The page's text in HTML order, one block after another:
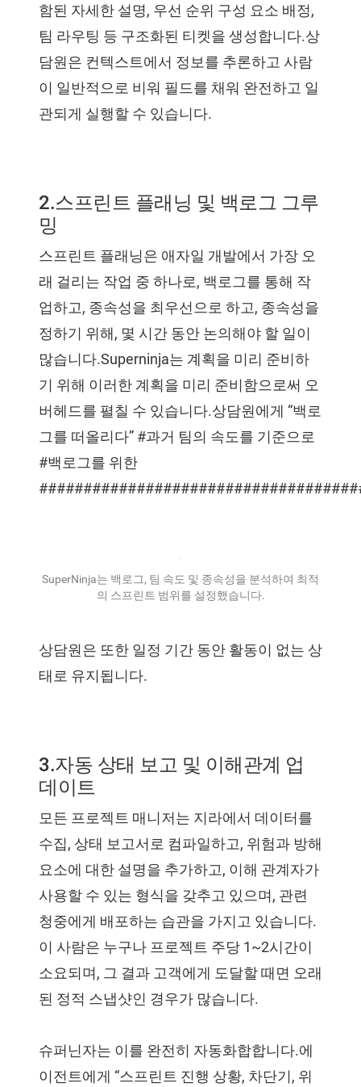
함된 자세한 설명, 우선 순위 구성 요소 배정,
팀 라우팅 등 구조화된 티켓을 생성합니다.상
담원은 컨텍스트에서 정보를 추론하고 사람
이 일반적으로 비워 필드를 채워 완전하고 일
관되게 실행할 수 있습니다.
2.스프린트 플래닝 및 백로그 그루
밍
스프린트 플래닝은 애자일 개발에서 가장 오
래 걸리는 작업 중 하나로, 백로그를 통해 작
업하고, 종속성을 최우선으로 하고, 종속성을
정하기 위해, 몇 시간 동안 논의해야 할 일이
많습니다.Superninja는 계획을 미리 준비하
기 위해 이러한 계획을 미리 준비함으로써 오
버헤드를 펼칠 수 있습니다.상담원에게 “백로
그를 떠올리다” #과거 팀의 속도를 기준으로
#백로그를 위한
SuperNinja는 백로그, 팀 속도 및 종속성을 분석하여 최적
의 스프린트 범위를 설정했습니다.
상담원은 또한 일정 기간 동안 활동이 없는 상
태로 유지됩니다.
3.자동 상태 보고 및 이해관계 업
데이트
모든 프로젝트 매니저는 지라에서 데이터를
수집, 상태 보고서로 컴파일하고, 위험과 방해
요소에 대한 설명을 추가하고, 이해 관계자가
사용할 수 있는 형식을 갖추고 있으며, 관련
청중에게 배포하는 습관을 가지고 있습니다.
이 사람은 누구나 프로젝트 주당 1~2시간이
소요되며, 그 결과 고객에게 도달할 때면 오래
된 정적 스냅샷인 경우가 많습니다.
슈퍼닌자는 이를 완전히 자동화합합니다.에
이전트에게 “스프린트 진행 상황, 차단기, 위